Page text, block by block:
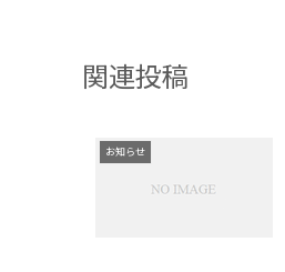
関連投稿
お知らせ